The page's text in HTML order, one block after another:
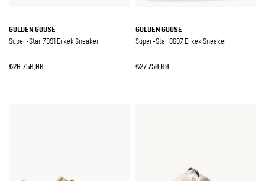
GOLDEN GOOSE
Super-Star 7991 Erkek Sneaker
₺26.750,00
GOLDEN GOOSE
Super-Star 8697 Erkek Sneaker
₺27.750,00